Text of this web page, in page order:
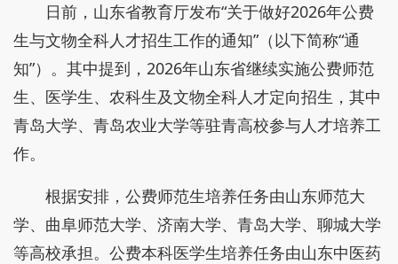
日前，山东省教育厅发布“关于做好2026年公费
生与文物全科人才招生工作的通知”（以下简称“通
知”）。其中提到，2026年山东省继续实施公费师范
生、医学生、农科生及文物全科人才定向招生，其中
青岛大学、青岛农业大学等驻青高校参与人才培养工
作。
根据安排，公费师范生培养任务由山东师范大
学、曲阜师范大学、济南大学、青岛大学、聊城大学
等高校承担。公费本科医学生培养任务由山东中医药